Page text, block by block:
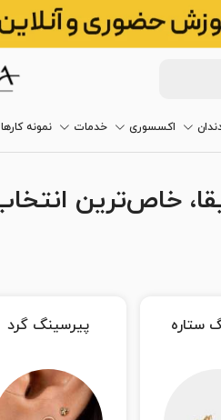
اکسسوری خدمات نمونه کارها
خاص‌ترین
پیرسینگ گرد